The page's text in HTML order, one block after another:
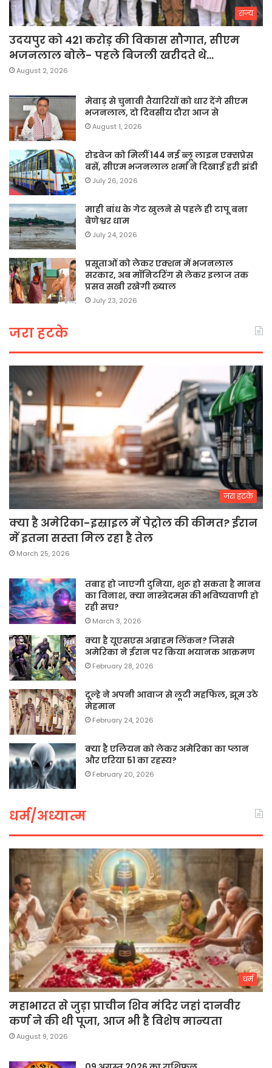
राज्य
उदयपुर को 421 करोड़ की विकास सौगात, सीएम
भजनलाल बोले- पहले बिजली खरीदते थे…
August 2, 2026
मेवाड़ से चुनावी तैयारियों को धार देंगे सीएम
भजनलाल, दो दिवसीय दौरा आज से
August 1, 2026
रोडवेज को मिलीं 144 नई ब्लू लाइन एक्सप्रेस
बसें, सीएम भजनलाल शर्मा ने दिखाई हरी झंडी
July 26, 2026
माही बांध के गेट खुलने से पहले ही टापू बना
बेणेश्वर धाम
July 24, 2026
प्रसूताओं को लेकर एक्शन में भजनलाल
सरकार, अब मॉनिटरिंग से लेकर इलाज तक
प्रसव सखी रखेगी ख्याल
July 23, 2026
जरा हटके
जरा हटके
क्या है अमेरिका-इस्राइल में पेट्रोल की कीमत? ईरान
में इतना सस्ता मिल रहा है तेल
March 25, 2026
तबाह हो जाएगी दुनिया, शुरू हो सकता है मानव
का विनाश, क्या नास्त्रेदमस की भविष्यवाणी हो
रही सच?
March 3, 2026
क्या है यूएसएस अब्राहम लिंकन? जिससे
अमेरिका ने ईरान पर किया भयानक आक्रमण
February 28, 2026
दूल्हे ने अपनी आवाज से लूटी महफिल, झूम उठे
मेहमान
February 24, 2026
क्या है एलियन को लेकर अमेरिका का प्लान
और एरिया 51 का रहस्य?
February 20, 2026
धर्म/अध्यात्म
धर्म
महाभारत से जुड़ा प्राचीन शिव मंदिर जहां दानवीर
कर्ण ने की थी पूजा, आज भी है विशेष मान्यता
August 9, 2026